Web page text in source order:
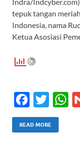
tepuk tangan
Indonesia, nama
Ketua Asosiasi
F
ac
e
T
w
itt
READ MORE